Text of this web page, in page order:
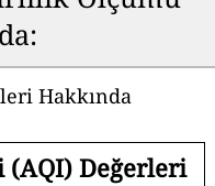
Hakkında
(AQI) Değerleri